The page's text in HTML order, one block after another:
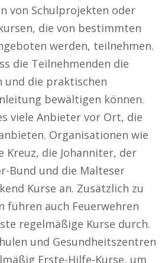
von Schulprojekten oder
die von bestimmten
werden, teilnehmen.
die Teilnehmenden die
und die praktischen
bewältigen können.
viele Anbieter vor Ort, die
Organisationen wie
Kreuz, die Johanniter, der
Bund und die Malteser
Kurse an. Zusätzlich zu
führen auch Feuerwehren
regelmäßige Kurse durch.
und Gesundheitszentren
Erste-Hilfe-Kurse, um